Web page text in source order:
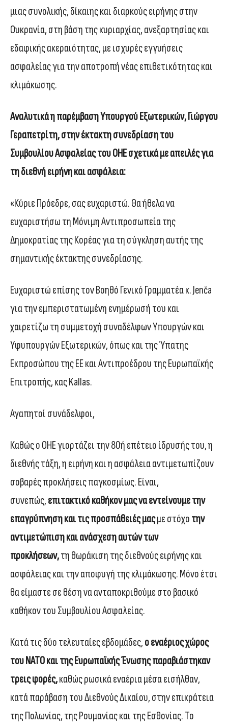
μιας συνολικής, δίκαιης και διαρκούς ειρήνης στην
Ουκρανία, στη βάση της κυριαρχίας, ανεξαρτησίας και
εδαφικής ακεραιότητας, με ισχυρές εγγυήσεις
ασφαλείας για την αποτροπή νέας επιθετικότητας και
κλιμάκωσης.
Αναλυτικά η παρέμβαση Υπουργού Εξωτερικών, Γιώργου
Γεραπετρίτη, στην έκτακτη συνεδρίαση του
Συμβουλίου Ασφαλείας του ΟΗΕ σχετικά με απειλές για
τη διεθνή ειρήνη και ασφάλεια:
«Κύριε Πρόεδρε, σας ευχαριστώ. Θα ήθελα να
ευχαριστήσω τη Μόνιμη Αντιπροσωπεία της
Δημοκρατίας της Κορέας για τη σύγκληση αυτής της
σημαντικής έκτακτης συνεδρίασης.
Ευχαριστώ επίσης τον Βοηθό Γενικό Γραμματέα κ. Jenča
για την εμπεριστατωμένη ενημέρωσή του και
χαιρετίζω τη συμμετοχή συναδέλφων Υπουργών και
Υφυπουργών Εξωτερικών, όπως και της Ύπατης
Εκπροσώπου της ΕΕ και Αντιπροέδρου της Ευρωπαϊκής
Επιτροπής, κας Kallas.
Αγαπητοί συνάδελφοι,
Καθώς ο ΟΗΕ γιορτάζει την 80ή επέτειο ίδρυσής του, η
διεθνής τάξη, η ειρήνη και η ασφάλεια αντιμετωπίζουν
σοβαρές προκλήσεις παγκοσμίως. Είναι,
συνεπώς, επιτακτικό καθήκον μας να εντείνουμε την
επαγρύπνηση και τις προσπάθειές μαςμε στόχο την
αντιμετώπιση και ανάσχεση αυτών των
προκλήσεων,τη θωράκιση της διεθνούς ειρήνης και
ασφάλειας και την αποφυγή της κλιμάκωσης. Μόνο έτσι
θα είμαστε σε θέση να ανταποκριθούμε στο βασικό
καθήκον του Συμβουλίου Ασφαλείας.
Κατά τις δύο τελευταίες εβδομάδες, ο εναέριος χώρος
του ΝΑΤΟ και της Ευρωπαϊκής Ένωσης παραβιάστηκαν
τρεις φορές,καθώς ρωσικά εναέρια μέσα εισήλθαν,
κατά παράβαση του Διεθνούς Δικαίου, στην επικράτεια
της Πολωνίας, της Ρουμανίας και της Εσθονίας. Το